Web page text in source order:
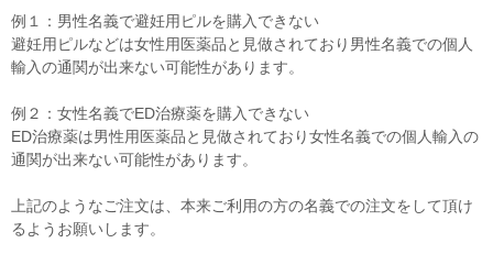
例１：男性名義で避妊用ピルを購入できない
避妊用ピルなどは女性用医薬品と見做されており男性名義での個人
輸入の通関が出来ない可能性があります。
例２：女性名義でED治療薬を購入できない
ED治療薬は男性用医薬品と見做されており女性名義での個人輸入の
通関が出来ない可能性があります。
上記のようなご注文は、本来ご利用の方の名義での注文をして頂け
るようお願いします。